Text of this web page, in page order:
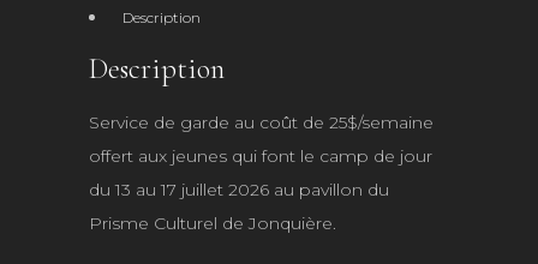
du
13
au
17
Description
Description
Service de garde au coût de 25$/semaine
offert aux jeunes qui font le camp de jour
du 13 au 17 juillet 2026 au pavillon du
Prisme Culturel de Jonquière.